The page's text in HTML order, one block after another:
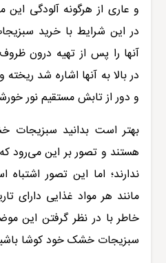
و عاری از هرگونه آلودگی این
در این شرایط با خرید
آنها را پس از تهیه درون
در بالا به آنها اشاره شد
و دور از تابش مستقیم نور
بهتر است بدانید
هستند و تصور بر این می‌رود
ندارند؛ اما این تصور
مانند هر مواد غذایی دارای
خاطر با در نظر گرفتن این
سبزیجات خشک خود کوشا